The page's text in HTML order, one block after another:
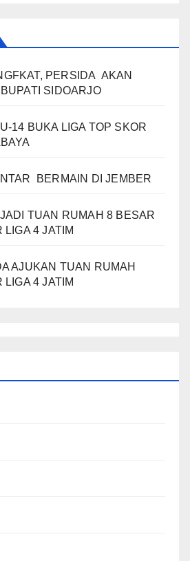
PERSIDA AKAN
SIDOARJO
14 BUKA LIGA TOP SKOR
BERMAIN DI JEMBER
TUAN RUMAH 8 BESAR
4 JATIM
AJUKAN TUAN RUMAH
4 JATIM